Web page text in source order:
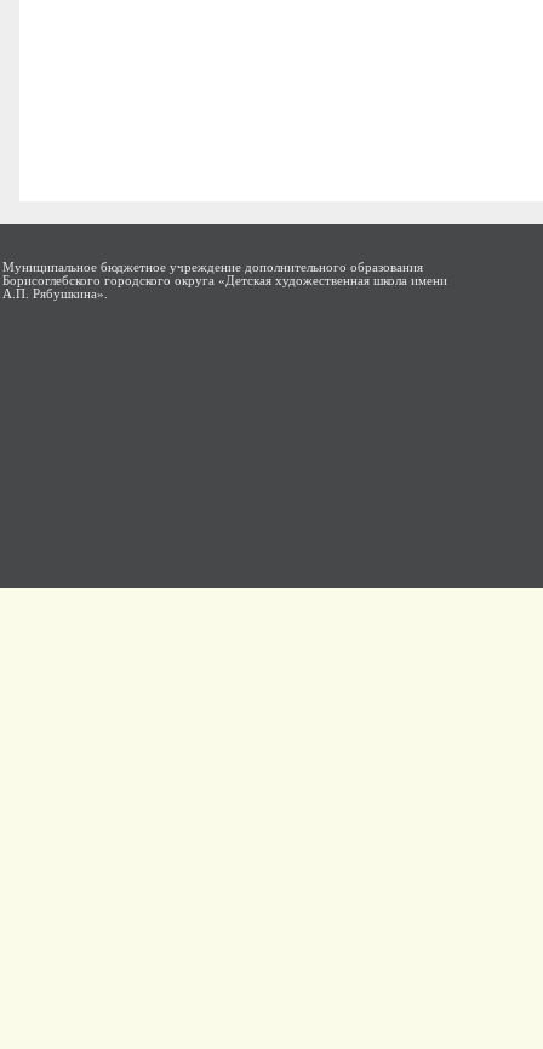
Муниципальное бюджетное учреждение дополнительного образования
Борисоглебского городского округа «Детская художественная школа имени
А.П. Рябушкина».